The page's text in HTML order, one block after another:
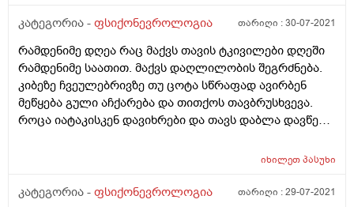
როგორიც არის,ჩემი და სხვა ადამიანების გრძნობების
გაცნობიერება და აღქმაც მიჭირს,თავს უსუსურად
ვგრძნობ აღარაფრის ძალა და ხალისი აღარ
მაქვს,რას მეტყვით რა შეიძლება,რომ დავარქვათ ამ
მდგომარეობას და ვის მივმართო,გმადლობთ
წინასწარ.
დავკარგე.ფსიქოლოგთან არმინდა მისვლა,მირჩიეთ
კატეგორია - ფსიქონევროლოგია თარიღი :30-07-2021
რამდენიმე დღეა რაც მაქვს თავის ტკივილები დღეში
რამდენიმე საათით. მაქვს დაღლილობის შეგრძნება.
კიბეზე ჩვეულებრივზე თუ ცოტა სწრაფად ავირბენ
მეწყება გული აჩქარება და თითქოს თავბრუსხვევა.
როცა იატაკისკენ დავიხრები და თავს დაბლა დავწევ
ცოტა ფიზიკური დატვირთვაც მქონდა. რისი ბრალი
იხილეთპასუხი
კატეგორია - ფსიქონევროლოგია თარიღი :29-07-2021